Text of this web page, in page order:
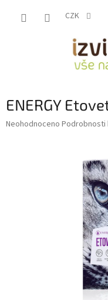
CZK
ENERGY
Průměrné
Neohodnoceno Podrobnosti